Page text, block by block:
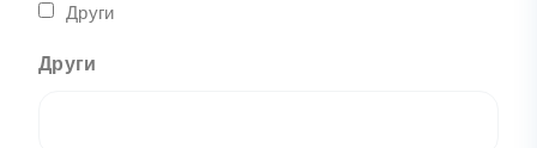
Други
Други